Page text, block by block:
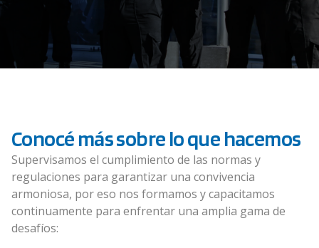
Conocé más sobre lo que hacemos
Supervisamos el cumplimiento de las normas y
regulaciones para garantizar una convivencia
armoniosa, por eso nos formamos y capacitamos
continuamente para enfrentar una amplia gama de
desafíos: